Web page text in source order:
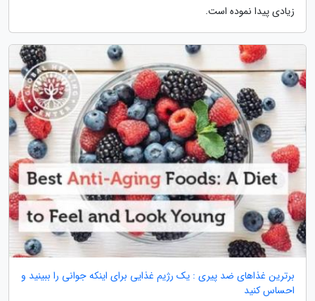
زیادی پیدا نموده است.
برترین غذاهای ضد پیری : یک رژیم غذایی برای اینکه جوانی را ببینید و
احساس کنید